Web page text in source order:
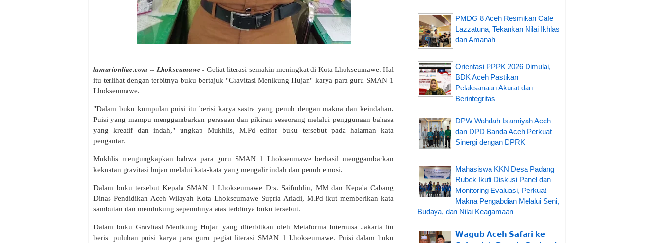
lamurionline.com -- Lhokseumawe -Geliat literasi semakin meningkat di Kota Lhokseumawe. Hal
itu terlihat dengan terbitnya buku bertajuk "Gravitasi Menikung Hujan" karya para guru SMAN 1
Lhokseumawe.
"Dalam buku kumpulan puisi itu berisi karya sastra yang penuh dengan makna dan keindahan.
Puisi yang mampu menggambarkan perasaan dan pikiran seseorang melalui penggunaan bahasa
yang kreatif dan indah," ungkap Mukhlis, M.Pd editor buku tersebut pada halaman kata
pengantar.
Mukhlis mengungkapkan bahwa para guru SMAN 1 Lhokseumawe berhasil menggambarkan
kekuatan gravitasi hujan melalui kata-kata yang mengalir indah dan penuh emosi.
Dalam buku tersebut Kepala SMAN 1 Lhokseumawe Drs. Saifuddin, MM dan Kepala Cabang
Dinas Pendidikan Aceh Wilayah Kota Lhokseumawe Supria Ariadi, M.Pd ikut memberikan kata
sambutan dan mendukung sepenuhnya atas terbitnya buku tersebut.
Dalam buku Gravitasi Menikung Hujan yang diterbitkan oleh Metaforma Internusa Jakarta itu
berisi puluhan puisi karya para guru pegiat literasi SMAN 1 Lhokseumawe. Puisi dalam buku
PMDG 8 Aceh Resmikan Cafe
Lazzatuna, Tekankan Nilai Ikhlas
dan Amanah
Orientasi PPPK 2026 Dimulai,
BDK Aceh Pastikan
Pelaksanaan Akurat dan
Berintegritas
DPW Wahdah Islamiyah Aceh
dan DPD Banda Aceh Perkuat
Sinergi dengan DPRK
Mahasiswa KKN Desa Padang
Rubek Ikuti Diskusi Panel dan
Monitoring Evaluasi, Perkuat
Makna Pengabdian Melalui Seni,
Budaya, dan Nilai Keagamaan
𝗪𝗮𝗴𝘂𝗯 𝗔𝗰𝗲𝗵 𝗦𝗮𝗳𝗮𝗿𝗶 𝗸𝗲